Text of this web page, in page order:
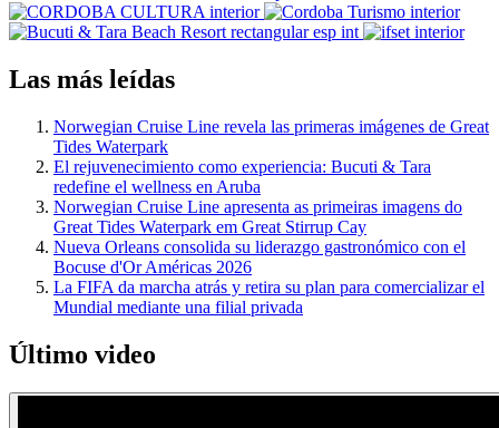
Las más leídas
Norwegian Cruise Line revela las primeras imágenes de Great
Tides Waterpark
El rejuvenecimiento como experiencia: Bucuti & Tara
redefine el wellness en Aruba
Norwegian Cruise Line apresenta as primeiras imagens do
Great Tides Waterpark em Great Stirrup Cay
Nueva Orleans consolida su liderazgo gastronómico con el
Bocuse d'Or Américas 2026
La FIFA da marcha atrás y retira su plan para comercializar el
Mundial mediante una filial privada
Último video